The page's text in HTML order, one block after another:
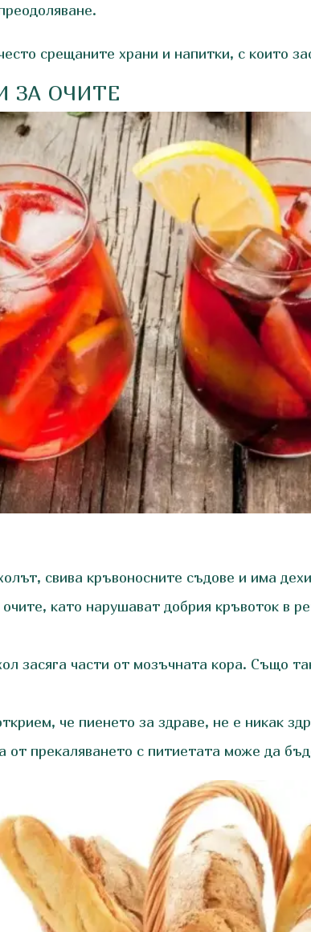
срещаните храни и напитки, с които
ЗА ОЧИТЕ
свива кръвоносните съдове и има
като нарушават добрия кръвоток в
засяга части от мозъчната кора. Също
че пиенето за здраве, не е никак
от прекаляването с питиетата може да